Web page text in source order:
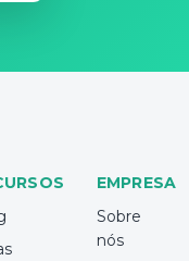
EMPRESA
Sobre
nós